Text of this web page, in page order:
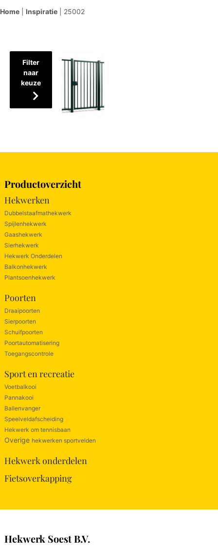
Home Inspiratie 25002
Filter
naar
keuze
Productoverzicht
Hekwerken
Dubbelstaafmathekwerk
Spijlenhekwerk
Gaashekwerk
Sierhekwerk
Hekwerk Onderdelen
Balkonhekwerk
Plantsoenhekwerk
Poorten
Draaipoorten
Sierpoorten
Schuifpoorten
Poortautomatisering
Toegangscontrole
Sport en recreatie
Voetbalkooi
Pannakooi
Ballenvanger
Speelveldafscheiding
Hekwerk om tennisbaan
Overige hekwerken sportvelden
Hekwerk onderdelen
Fietsoverkapping
Hekwerk Soest B.V.